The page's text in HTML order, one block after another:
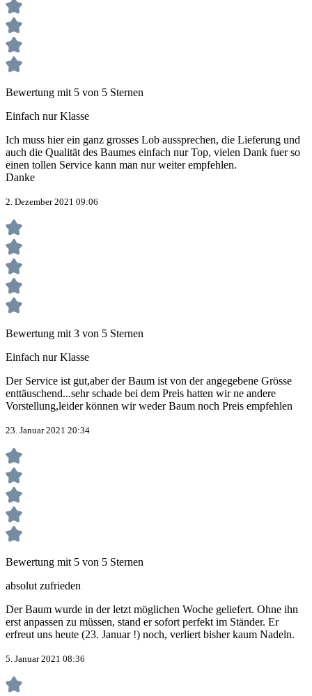
Bewertung mit 5 von 5 Sternen
Einfach nur Klasse
Ich muss hier ein ganz grosses Lob aussprechen, die Lieferung und
auch die Qualität des Baumes einfach nur Top, vielen Dank fuer so
einen tollen Service kann man nur weiter empfehlen.
Danke
2. Dezember 2021 09:06
Bewertung mit 3 von 5 Sternen
Einfach nur Klasse
Der Service ist gut,aber der Baum ist von der angegebene Grösse
enttäuschend...sehr schade bei dem Preis hatten wir ne andere
Vorstellung,leider können wir weder Baum noch Preis empfehlen
23. Januar 2021 20:34
Bewertung mit 5 von 5 Sternen
absolut zufrieden
Der Baum wurde in der letzt möglichen Woche geliefert. Ohne ihn
erst anpassen zu müssen, stand er sofort perfekt im Ständer. Er
erfreut uns heute (23. Januar !) noch, verliert bisher kaum Nadeln.
5. Januar 2021 08:36